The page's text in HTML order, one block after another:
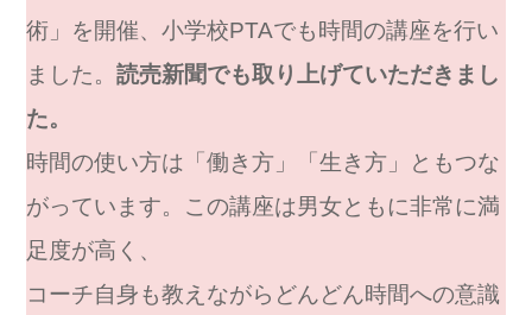
術」を開催、小学校PTAでも時間の講座を行い
ました。 読売新聞でも取り上げていただきまし
た。
時間の使い方は「働き方」「生き方」ともつな
がっています。この講座は男女ともに非常に満
足度が高く、
コーチ自身も教えながらどんどん時間への意識